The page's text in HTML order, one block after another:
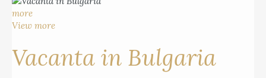
more
View more
Vacanta in Bulgaria